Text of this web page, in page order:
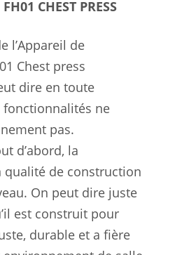
CHEST PRESS
l’Appareil de
Chest press
dire en toute
fonctionnalités ne
pas.
d’abord, la
qualité de construction
On peut dire juste
est construit pour
durable et a fière